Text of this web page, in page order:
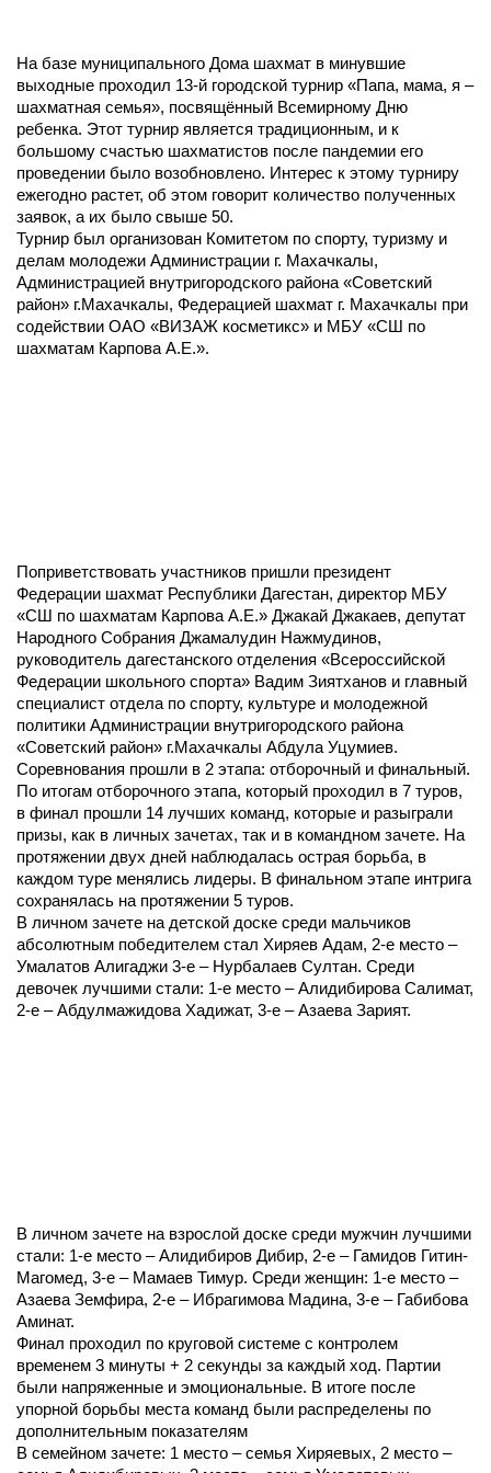
На базе муниципального Дома шахмат в минувшие
выходные проходил 13-й городской турнир «Папа, мама, я –
шахматная семья», посвящённый Всемирному Дню
ребенка. Этот турнир является традиционным, и к
большому счастью шахматистов после пандемии его
проведении было возобновлено. Интерес к этому турниру
ежегодно растет, об этом говорит количество полученных
заявок, а их было свыше 50.
Турнир был организован Комитетом по спорту, туризму и
делам молодежи Администрации г. Махачкалы,
Администрацией внутригородского района «Советский
район» г.Махачкалы, Федерацией шахмат г. Махачкалы при
содействии ОАО «ВИЗАЖ косметикс» и МБУ «СШ по
шахматам Карпова А.Е.».
Поприветствовать участников пришли президент
Федерации шахмат Республики Дагестан, директор МБУ
«СШ по шахматам Карпова А.Е.» Джакай Джакаев, депутат
Народного Собрания Джамалудин Нажмудинов,
руководитель дагестанского отделения «Всероссийской
Федерации школьного спорта» Вадим Зиятханов и главный
специалист отдела по спорту, культуре и молодежной
политики Администрации внутригородского района
«Советский район» г.Махачкалы Абдула Уцумиев.
Соревнования прошли в 2 этапа: отборочный и финальный.
По итогам отборочного этапа, который проходил в 7 туров,
в финал прошли 14 лучших команд, которые и разыграли
призы, как в личных зачетах, так и в командном зачете. На
протяжении двух дней наблюдалась острая борьба, в
каждом туре менялись лидеры. В финальном этапе интрига
сохранялась на протяжении 5 туров.
В личном зачете на детской доске среди мальчиков
абсолютным победителем стал Хиряев Адам, 2-е место –
Умалатов Алигаджи 3-е – Нурбалаев Султан. Среди
девочек лучшими стали: 1-е место – Алидибирова Салимат,
2-е – Абдулмажидова Хадижат, 3-е – Азаева Зарият.
В личном зачете на взрослой доске среди мужчин лучшими
стали: 1-е место – Алидибиров Дибир, 2-е – Гамидов Гитин-
Магомед, 3-е – Мамаев Тимур. Среди женщин: 1-е место –
Азаева Земфира, 2-е – Ибрагимова Мадина, 3-е – Габибова
Аминат.
Финал проходил по круговой системе с контролем
временем 3 минуты + 2 секунды за каждый ход. Партии
были напряженные и эмоциональные. В итоге после
упорной борьбы места команд были распределены по
дополнительным показателям
В семейном зачете: 1 место – семья Хиряевых, 2 место –